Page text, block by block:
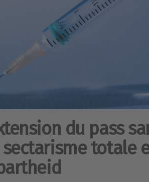
du pass
totale